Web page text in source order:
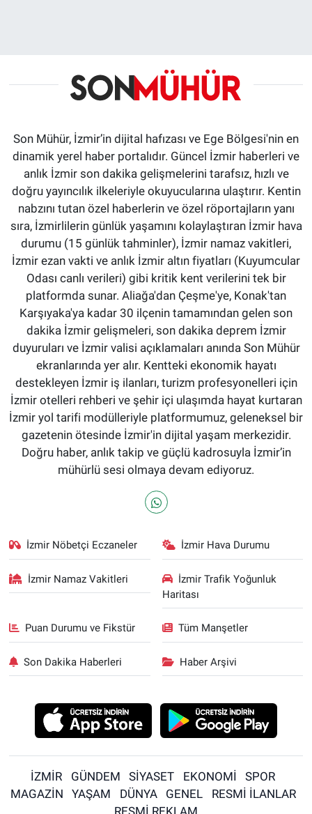
Son Mühür, İzmir’in dijital hafızası ve Ege Bölgesi'nin en
dinamik yerel haber portalıdır. Güncel İzmir haberleri ve
anlık İzmir son dakika gelişmelerini tarafsız, hızlı ve
doğru yayıncılık ilkeleriyle okuyucularına ulaştırır. Kentin
nabzını tutan özel haberlerin ve özel röportajların yanı
sıra, İzmirlilerin günlük yaşamını kolaylaştıran İzmir hava
durumu (15 günlük tahminler), İzmir namaz vakitleri,
İzmir ezan vakti ve anlık İzmir altın fiyatları (Kuyumcular
Odası canlı verileri) gibi kritik kent verilerini tek bir
platformda sunar. Aliağa'dan Çeşme'ye, Konak'tan
Karşıyaka'ya kadar 30 ilçenin tamamından gelen son
dakika İzmir gelişmeleri, son dakika deprem İzmir
duyuruları ve İzmir valisi açıklamaları anında Son Mühür
ekranlarında yer alır. Kentteki ekonomik hayatı
destekleyen İzmir iş ilanları, turizm profesyonelleri için
İzmir otelleri rehberi ve şehir içi ulaşımda hayat kurtaran
İzmir yol tarifi modülleriyle platformumuz, geleneksel bir
gazetenin ötesinde İzmir'in dijital yaşam merkezidir.
Doğru haber, anlık takip ve güçlü kadrosuyla İzmir’in
mühürlü sesi olmaya devam ediyoruz.
İzmir Nöbetçi Eczaneler İzmir Hava Durumu
İzmir Namaz Vakitleri
İzmir Trafik Yoğunluk
Haritası
Puan Durumu ve Fikstür Tüm Manşetler
Son Dakika Haberleri Haber Arşivi
İZMİR GÜNDEM SİYASET EKONOMİ
SPOR
MAGAZİN
YAŞAM DÜNYA GENEL
RESMİ İLANLAR